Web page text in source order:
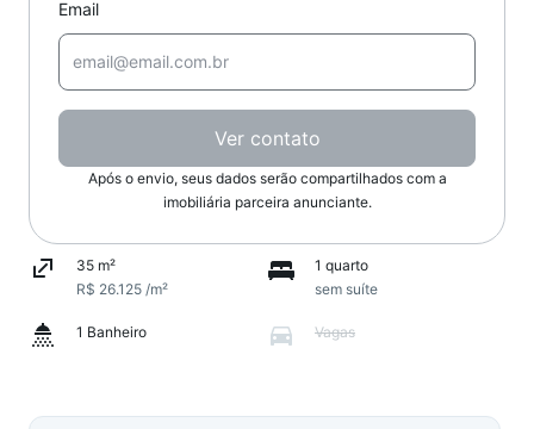
Email
Ver contato
Após o envio, seus dados serão compartilhados com a
imobiliária parceira anunciante.
35 m²
R$ 26.125 /m²
1 quarto
sem suíte
1 Banheiro Vagas